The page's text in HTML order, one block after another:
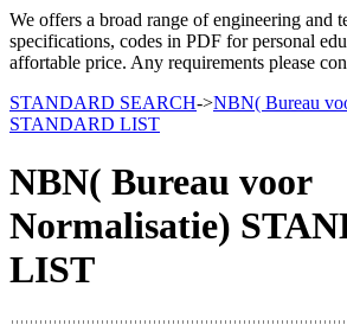
We offers a broad range of engineering and
specifications, codes in PDF for personal
affortable price. Any requirements please
STANDARD SEARCH->NBN( Bureau
STANDARD LIST
NBN( Bureau voor
Normalisatie)
LIST